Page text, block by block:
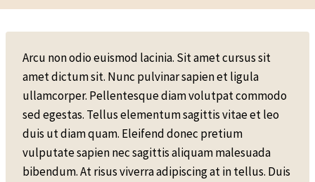
Arcu non odio euismod lacinia. Sit amet cursus sit
amet dictum sit. Nunc pulvinar sapien et ligula
ullamcorper. Pellentesque diam volutpat commodo
sed egestas. Tellus elementum sagittis vitae et leo
duis ut diam quam. Eleifend donec pretium
vulputate sapien nec sagittis aliquam malesuada
bibendum. At risus viverra adipiscing at in tellus. Duis